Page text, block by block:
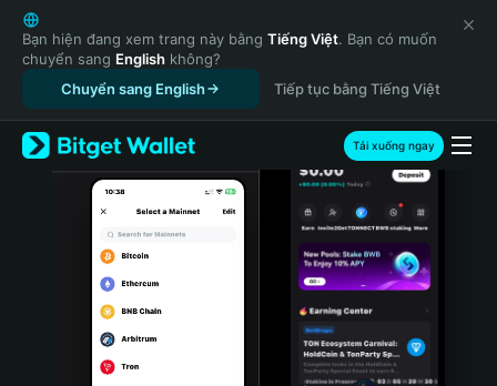
English
日本語
Tiếng Việt
Русский
Español (Latinoamérica)
Türkçe
Italiano
Português (Portugal)
Bahasa Indonesia
Bạn hiện đang xem trang này bằng Tiếng Việt. Bạn có muốn
chuyển sang English không?
Chuyển sang English
Tiếp tục bằng Tiếng Việt
Tải xuống ngay